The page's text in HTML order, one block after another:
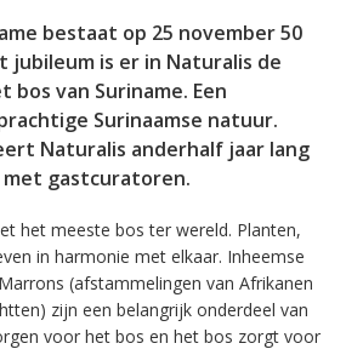
bestaat op 25 november 50
jubileum is er in Naturalis de
van Suriname. Een
Surinaamse natuur.
Naturalis anderhalf jaar lang
gastcuratoren.
het meeste bos ter wereld. Planten,
in harmonie met elkaar. Inheemse
(afstammelingen van Afrikanen
zijn een belangrijk onderdeel van
voor het bos en het bos zorgt voor